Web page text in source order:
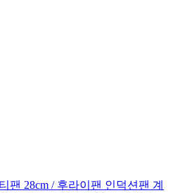
팬 28cm / 후라이팬 인덕션팬 계